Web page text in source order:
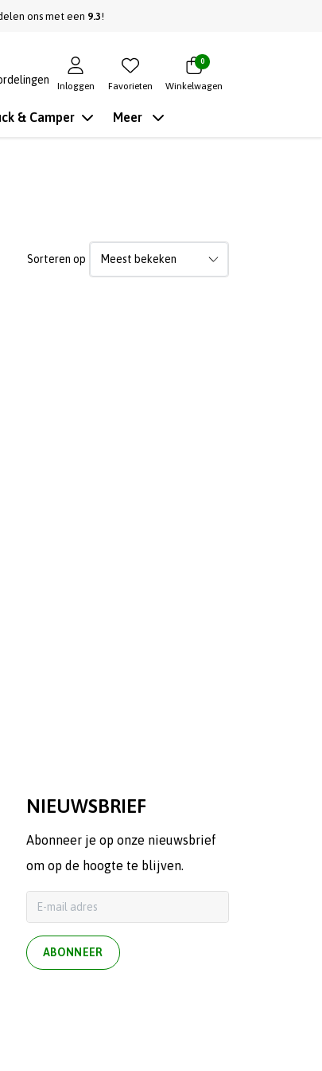
ons met een 9.3!
Inloggen Favorieten
0
Winkelwagen
& Camper Meer
Sorteren op
NIEUWSBRIEF
Abonneer je op onze nieuwsbrief
om op de hoogte te blijven.
ABONNEER